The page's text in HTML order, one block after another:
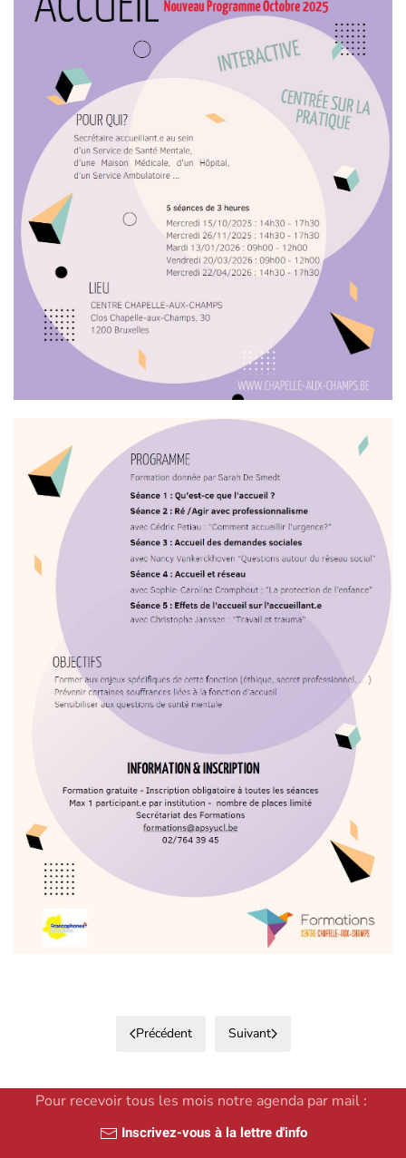
Précédent Suivant
Pour recevoir tous les mois notre agenda par mail :
Inscrivez-vous à la lettre d'info